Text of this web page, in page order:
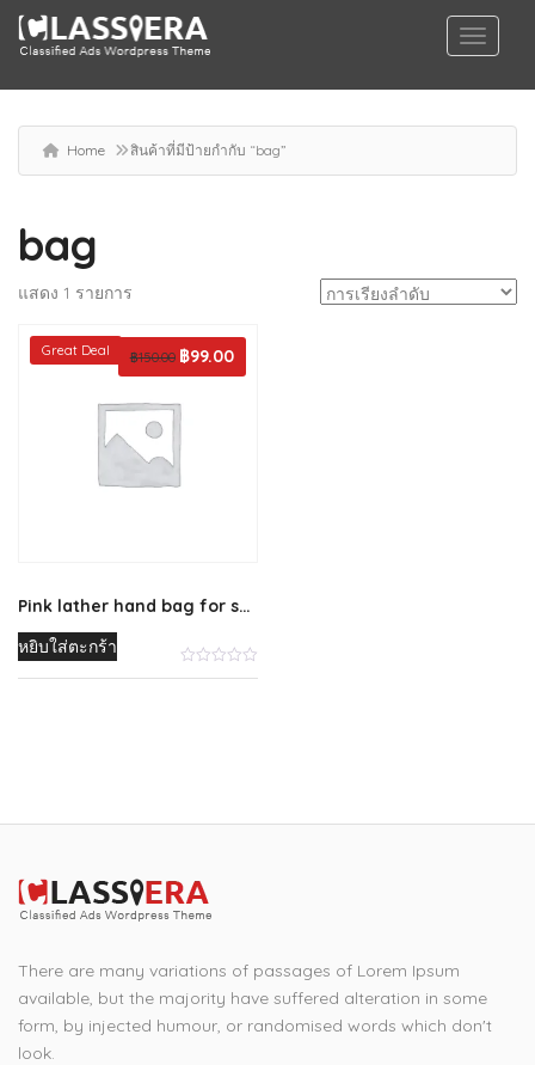
Home สินค้าที่มีป้ายกำกับ “bag”
bag
แสดง 1 รายการ
Great Deal
Pink lather hand bag for sale
฿150.00 Original
฿99.00Current
หยิบใส่ตะกร้า
There are many variations of passages of Lorem Ipsum
available, but the majority have suffered alteration in some
form, by injected humour, or randomised words which don't
look.